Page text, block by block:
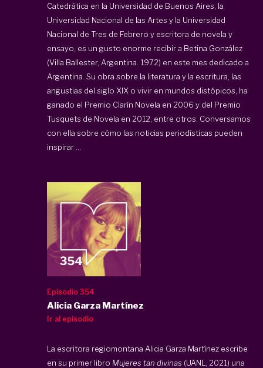
Catedrática en la Universidad de Buenos Aires, la
Universidad Nacional de las Artes y la Universidad
Nacional de Tres de Febrero y escritora de novela y
ensayo, es un gusto enorme recibir a Betina González
(Villa Ballester, Argentina. 1972) en este mes dedicado a
Argentina. Su obra sobre la literatura y la escritura, las
angustias del siglo XIX o vivir en mundos distópicos, ha
ganado el Premio Clarín Novela en 2006 y del Premio
Tusquets de Novela en 2012, entre otros. Conversamos
con ella sobre cómo las noticias periodísticas pueden
inspirar ...
Episodio 354
Alicia Garza Martínez
Ir al episodio
La escritora regiomontana Alicia Garza Martínez escribe
en su primer libro Mujeres tan divinas (UANL, 2021) una